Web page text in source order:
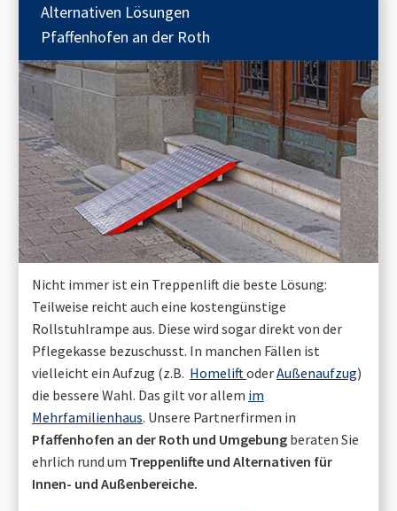
Alternativen Lösungen
Pfaffenhofen an der Roth
Nicht immer ist ein Treppenlift die beste Lösung:
Teilweise reicht auch eine kostengünstige
Rollstuhlrampe aus. Diese wird sogar direkt von der
Pflegekasse bezuschusst. In manchen Fällen ist
vielleicht ein Aufzug (z.B. HomeliftoderAußenaufzug)
die bessere Wahl. Das gilt vor allem im
Mehrfamilienhaus. Unsere Partnerfirmen in
Pfaffenhofen an der Roth und Umgebung beraten Sie
ehrlich rund um Treppenlifte und Alternativen für
Innen- und Außenbereiche.